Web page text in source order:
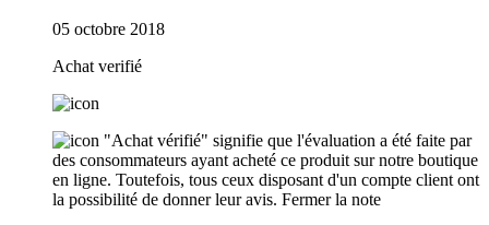
05 octobre 2018
Achat verifié
"Achat vérifié" signifie que l'évaluation a été faite par
des consommateurs ayant acheté ce produit sur notre boutique
en ligne. Toutefois, tous ceux disposant d'un compte client ont
la possibilité de donner leur avis. Fermer la note